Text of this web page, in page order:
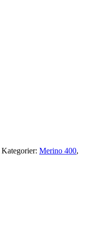
Kategorier: Merino 400,